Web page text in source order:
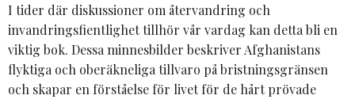
I tider där diskussioner om återvandring och
invandringsfientlighet tillhör vår vardag kan detta bli en
viktig bok. Dessa minnesbilder beskriver Afghanistans
flyktiga och oberäkneliga tillvaro på bristningsgränsen
och skapar en förståelse för livet för de hårt prövade